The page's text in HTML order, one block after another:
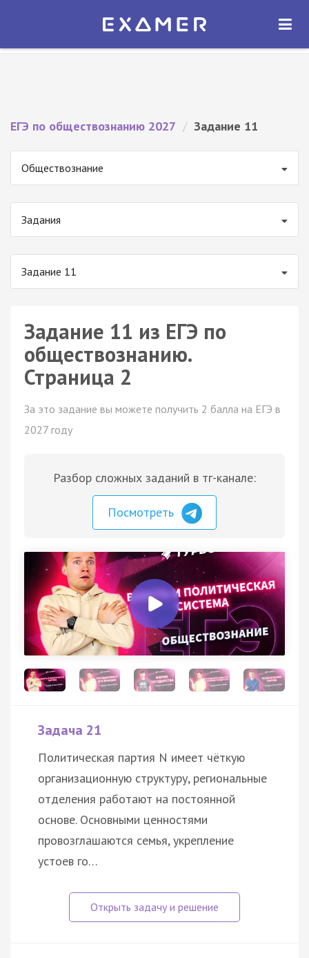
Экзамер — ЕГЭ 2027
ОТКРЫТЬ
ЕГЭ по обществознанию 2027 / Задание 11
Обществознание
Задания
Задание 11
Задание 11 из ЕГЭ по
обществознанию.
Страница 2
За это задание вы можете получить 2 балла на ЕГЭ в
2027 году
Разбор сложных заданий в тг-канале:
Посмотреть
Задача 21
Политическая партия N имеет чёткую
организационную структуру, региональные
отделения работают на постоянной
основе. Основными ценностями
провозглашаются семья, укрепление
устоев го…